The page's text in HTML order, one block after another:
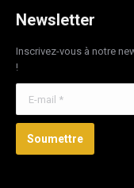
Newsletter
Inscrivez-vous à notre
!
Soumettre